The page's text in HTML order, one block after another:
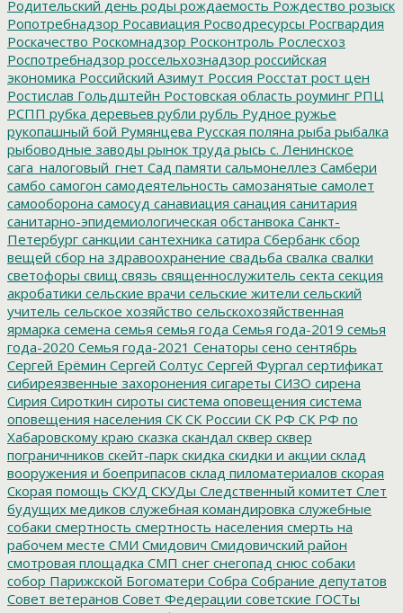
Родительский день роды рождаемость Рождество розыск
Ропотребнадзор Росавиация Росводресурсы Росгвардия
Роскачество Роскомнадзор Росконтроль Рослесхоз
Роспотребнадзор россельхознадзор российская
экономика Российский Азимут Россия Росстат рост цен
Ростислав Гольдштейн Ростовская область роуминг РПЦ
РСПП рубка деревьев рубли рубль Рудное ружье
рукопашный бой Румянцева Русская поляна рыба рыбалка
рыбоводные заводы рынок труда рысь с. Ленинское
сага_налоговый_гнет Сад памяти сальмонеллез Самбери
самбо самогон самодеятельность самозанятые самолет
самооборона самосуд санавиация санация санитария
санитарно-эпидемиологическая обстанвока Санкт-
Петербург санкции сантехника сатира Сбербанк сбор
вещей сбор на здравоохранение свадьба свалка свалки
светофоры свищ связь священнослужитель секта секция
акробатики сельские врачи сельские жители сельский
учитель сельское хозяйство сельскохозяйственная
ярмарка семена семья семья года Семья года-2019 семья
года-2020 Семья года-2021 Сенаторы сено сентябрь
Сергей Ерёмин Сергей Солтус Сергей Фургал сертификат
сибиреязвенные захоронения сигареты СИЗО сирена
Сирия Сироткин сироты система оповещения система
оповещения населения СК СК России СК РФ СК РФ по
Хабаровскому краю сказка скандал сквер сквер
пограничников скейт-парк скидка скидки и акции склад
вооружения и боеприпасов склад пиломатериалов скорая
Скорая помощь СКУД СКУДы Следственный комитет Слет
будущих медиков служебная командировка служебные
собаки смертность смертность населения смерть на
рабочем месте СМИ Смидович Смидовичский район
смотровая площадка СМП снег снегопад снюс собаки
собор Парижской Богоматери Собра Собрание депутатов
Совет ветеранов Совет Федерации советские ГОСТы